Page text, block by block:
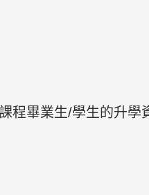
程畢業生/學生的升學